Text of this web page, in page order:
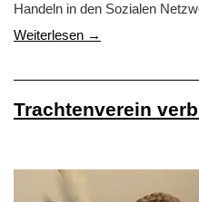
Handeln in den Sozialen
Weiterlesen →
Trachtenverein